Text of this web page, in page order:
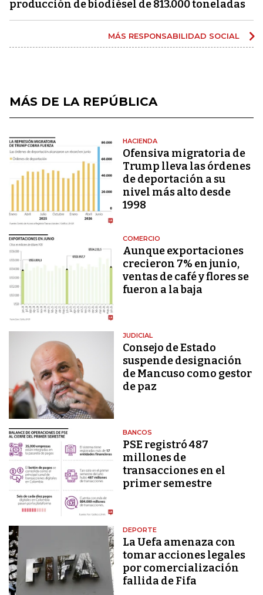
producción de biodiésel de 813.000 toneladas
MÁS RESPONSABILIDAD SOCIAL
MÁS DE LA REPÚBLICA
HACIENDA
Ofensiva migratoria de
Trump lleva las órdenes
de deportación a su
nivel más alto desde
1998
COMERCIO
Aunque exportaciones
crecieron 7% en junio,
ventas de café y flores se
fueron a la baja
JUDICIAL
Consejo de Estado
suspende designación
de Mancuso como gestor
de paz
BANCOS
PSE registró 487
millones de
transacciones en el
primer semestre
DEPORTE
La Uefa amenaza con
tomar acciones legales
por comercialización
fallida de Fifa